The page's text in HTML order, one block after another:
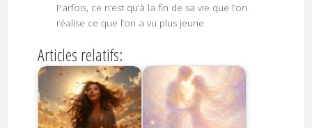
Parfois, ce n’est qu’à la fin de sa vie que l’on
réalise ce que l’on a vu plus jeune.
Articles relatifs: